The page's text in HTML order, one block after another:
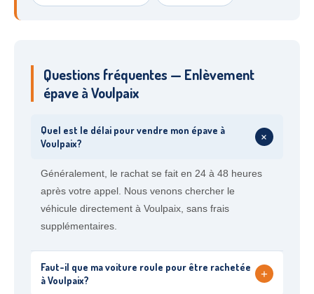
Questions fréquentes — Enlèvement
épave à Voulpaix
Quel est le délai pour vendre mon épave à
Voulpaix?
+
Généralement, le rachat se fait en 24 à 48 heures
après votre appel. Nous venons chercher le
véhicule directement à Voulpaix, sans frais
supplémentaires.
Faut-il que ma voiture roule pour être rachetée
à Voulpaix?
+